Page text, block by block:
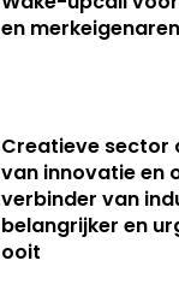
en merkeigenaren
Creatieve sector
van innovatie en
verbinder van
belangrijker en
ooit